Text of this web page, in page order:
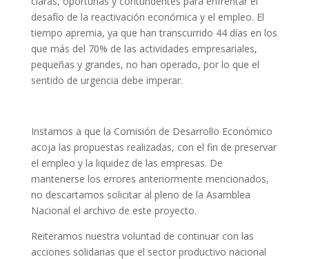
desafío de la reactivación económica y el empleo. El
tiempo apremia, ya que han transcurrido 44 días en los
que más del 70% de las actividades empresariales,
pequeñas y grandes, no han operado, por lo que el
sentido de urgencia debe imperar.
Instamos a que la Comisión de Desarrollo Económico
acoja las propuestas realizadas, con el fin de preservar
el empleo y la liquidez de las empresas. De
mantenerse los errores anteriormente mencionados,
no descartamos solicitar al pleno de la Asamblea
Nacional el archivo de este proyecto.
Reiteramos nuestra voluntad de continuar con las
acciones solidarias que el sector productivo nacional